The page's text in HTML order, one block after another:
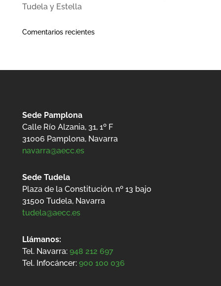
Tudela y Estella
Comentarios recientes
Sede Pamplona
Calle Río Alzania, 31, 1º F
31006 Pamplona, Navarra
navarra@aecc.es
Sede Tudela
Plaza de la Constitución, nº 13 bajo
31500 Tudela, Navarra
tudela@aecc.es
Llámanos:
Tel. Navarra: 948 212 697
Tel. Infocáncer: 900 100 036